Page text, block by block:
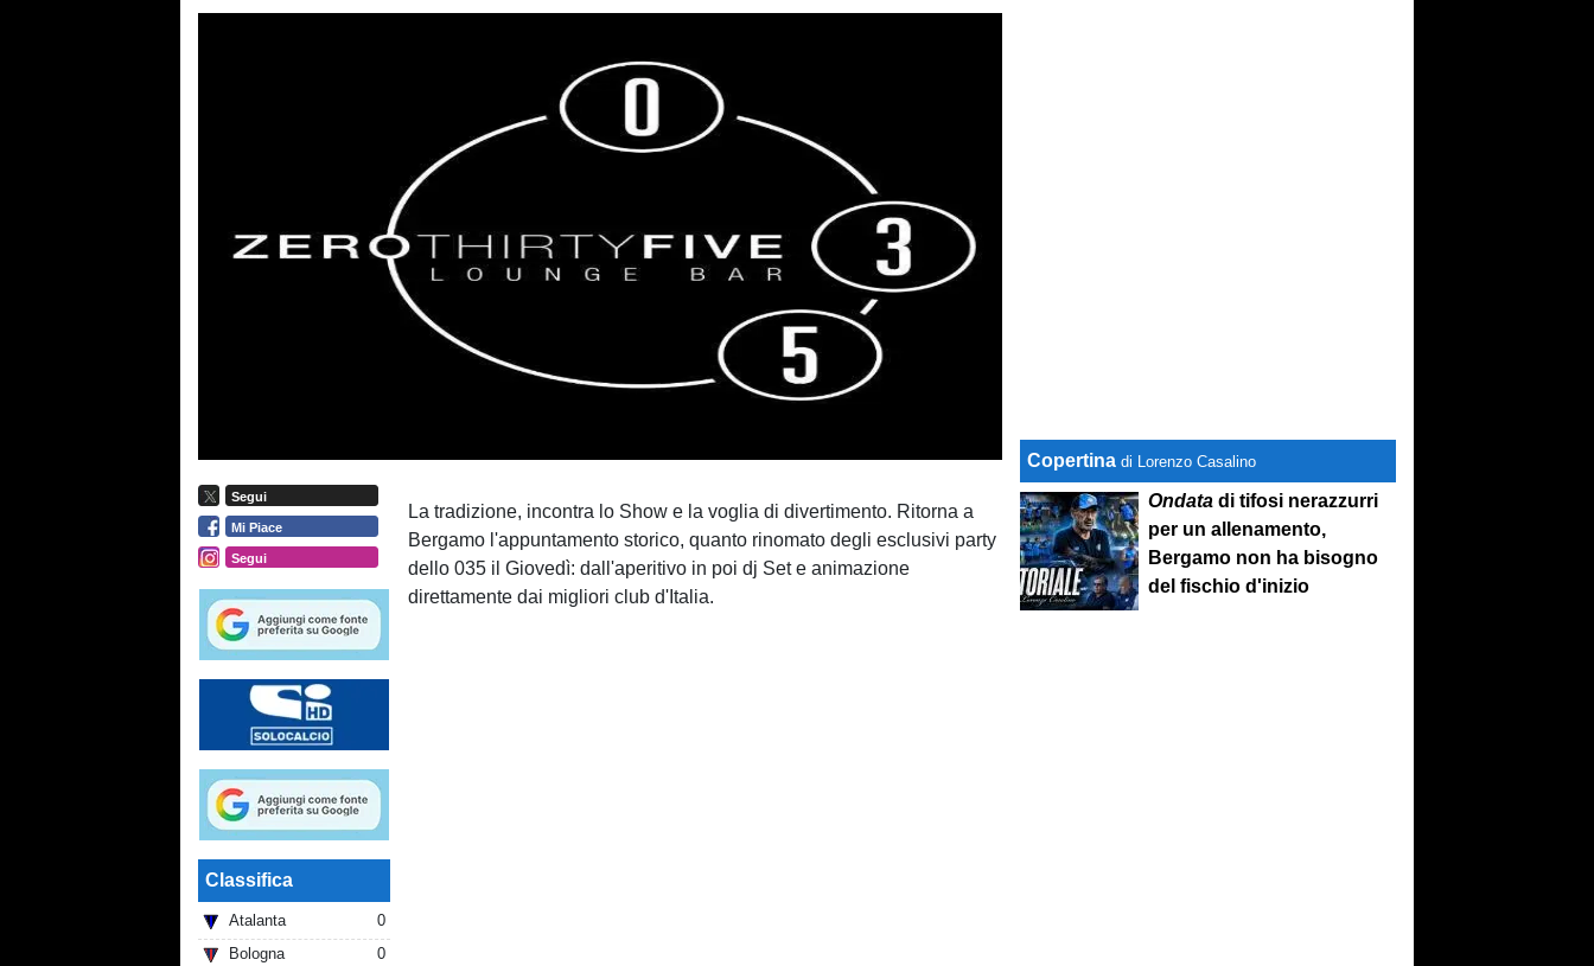
Segui
Mi Piace
Segui
Classifica
Atalanta
0
Bologna
0
La tradizione, incontra lo Show e la voglia di divertimento. Ritorna a
Bergamo l'appuntamento storico, quanto rinomato degli esclusivi party
dello 035 il Giovedì: dall'aperitivo in poi dj Set e animazione
direttamente dai migliori club d'Italia.
Copertina di Lorenzo Casalino
Ondata di tifosi nerazzurri
per un allenamento,
Bergamo non ha bisogno
del fischio d'inizio